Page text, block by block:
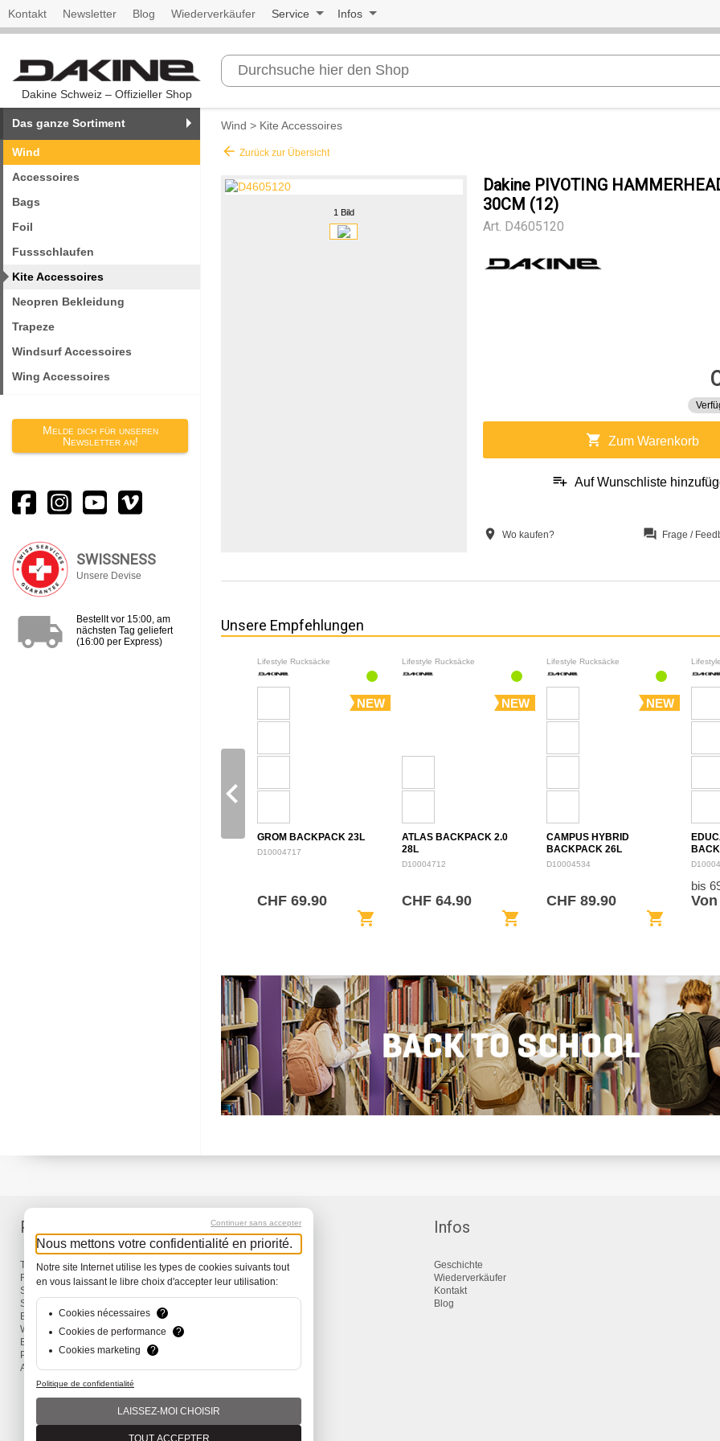
Kontakt Newsletter Blog Wiederverkäufer Service Infos
Dakine Schweiz – Offizieller Shop
Das ganze Sortiment
Wind
Accessoires
Bags
Foil
Fussschlaufen
Kite Accessoires
Neopren Bekleidung
Trapeze
Windsurf Accessoires
Wing Accessoires
Melde dich für unseren
Newsletter an!
SWISSNESS
Unsere Devise
local_shipping
Bestellt vor 15:00, am
nächsten Tag geliefert
(16:00 per Express)
Wind > Kite Accessoires
arrow_back Zurück zur Übersicht
1 Bild
Dakine PIVOTING
30CM (12)
Art. D4605120
shopping_cart Zum Warenkorb
playlist_add Auf Wunschliste
location_on Wo kaufen? question_answer Frage /
Unsere Empfehlungen
Lifestyle Rucksäcke
NEW
GROM BACKPACK 23L
D10004717
CHF 69.90
shopping_cart
Lifestyle Rucksäcke
NEW
ATLAS BACKPACK 2.0
28L
D10004712
CHF 64.90
shopping_cart
Lifestyle Rucksäcke
NEW
CAMPUS HYBRID
BACKPACK 26L
D10004534
CHF 89.90
shopping_cart
bis
navigate_before
Produkte
Taschen & Rucksäcke
Reisen
Snow
Surf
Bike
Wind
Bekleidung und Accessoires
Promotions
Aktionen
Service
Lieferung
Garantie
Infos
Geschichte
Wiederverkäufer
Kontakt
Blog
Continuer sans accepter
Nous mettons votre confidentialité en priorité.
Notre site Internet utilise les types de cookies suivants tout
en vous laissant le libre choix d'accepter leur utilisation:
Cookies nécessaires
?
Cookies de performance
?
Cookies marketing
?
Politique de confidentialité
LAISSEZ-MOI CHOISIR
TOUT ACCEPTER